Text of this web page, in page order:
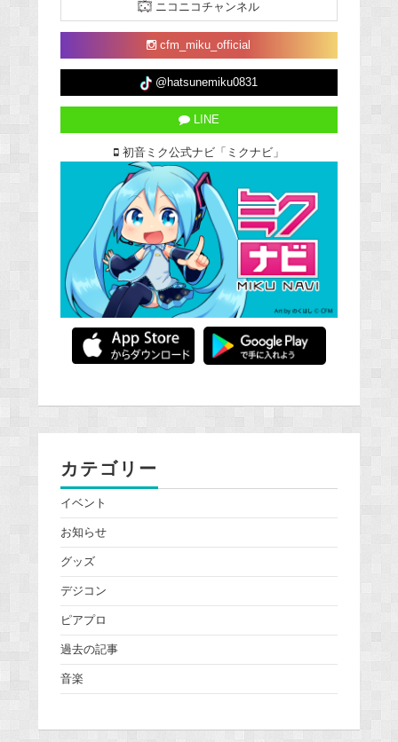
ニコニコチャンネル
cfm_miku_official
@hatsunemiku0831
LINE
初音ミク公式ナビ「ミクナビ」
カテゴリー
イベント
お知らせ
グッズ
デジコン
ピアプロ
過去の記事
音楽